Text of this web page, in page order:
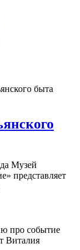
быта
Музей
представляет
про событие
Виталия